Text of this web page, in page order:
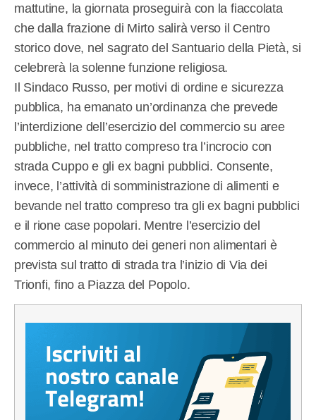
mattutine, la giornata proseguirà con la fiaccolata
che dalla frazione di Mirto salirà verso il Centro
storico dove, nel sagrato del Santuario della Pietà, si
celebrerà la solenne funzione religiosa.
Il Sindaco Russo, per motivi di ordine e sicurezza
pubblica, ha emanato un’ordinanza che prevede
l’interdizione dell’esercizio del commercio su aree
pubbliche, nel tratto compreso tra l’incrocio con
strada Cuppo e gli ex bagni pubblici. Consente,
invece, l’attività di somministrazione di alimenti e
bevande nel tratto compreso tra gli ex bagni pubblici
e il rione case popolari. Mentre l’esercizio del
commercio al minuto dei generi non alimentari è
prevista sul tratto di strada tra l’inizio di Via dei
Trionfi, fino a Piazza del Popolo.